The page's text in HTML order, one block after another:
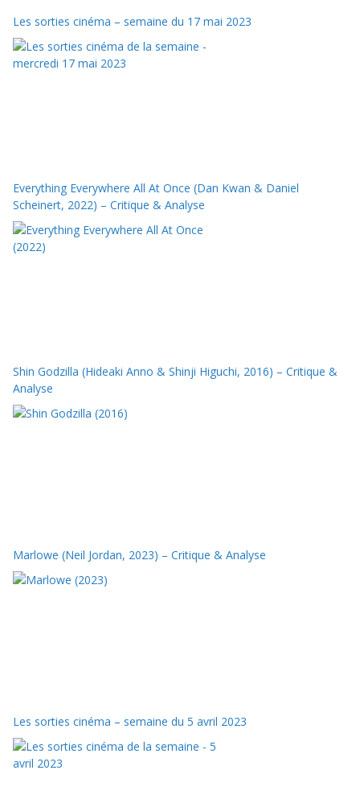
Les sorties cinéma – semaine du 17 mai 2023
Everything Everywhere All At Once (Dan Kwan & Daniel
Scheinert, 2022) – Critique & Analyse
Shin Godzilla (Hideaki Anno & Shinji Higuchi, 2016) – Critique &
Analyse
Marlowe (Neil Jordan, 2023) – Critique & Analyse
Les sorties cinéma – semaine du 5 avril 2023